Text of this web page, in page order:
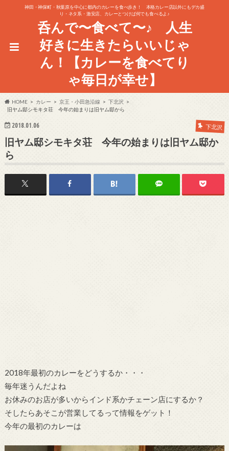
神田・神保町・秋葉原を中心に都内のカレーを食べ歩き！ 本格カレー店以外にもデカ盛
り・ネタ系・激安店、カレーとつけば何でも食べるよ♪
呑んで〜食べて〜♪ 人生
好きに生きたらいいじゃ
ん！【カレーを食べてり
ゃ毎日が幸せ】
HOME カレー 京王・小田急沿線
下北沢
旧ヤム邸シモキタ荘 今年の始まりは旧ヤム邸から
2018.01.06 下北沢
旧ヤム邸シモキタ荘 今年の始まりは旧ヤム邸か
ら
2018年最初のカレーをどうするか・・・
毎年迷うんだよね
お休みのお店が多いからインド系かチェーン店にするか？
そしたらあそこが営業してるって情報をゲット！
今年の最初のカレーは